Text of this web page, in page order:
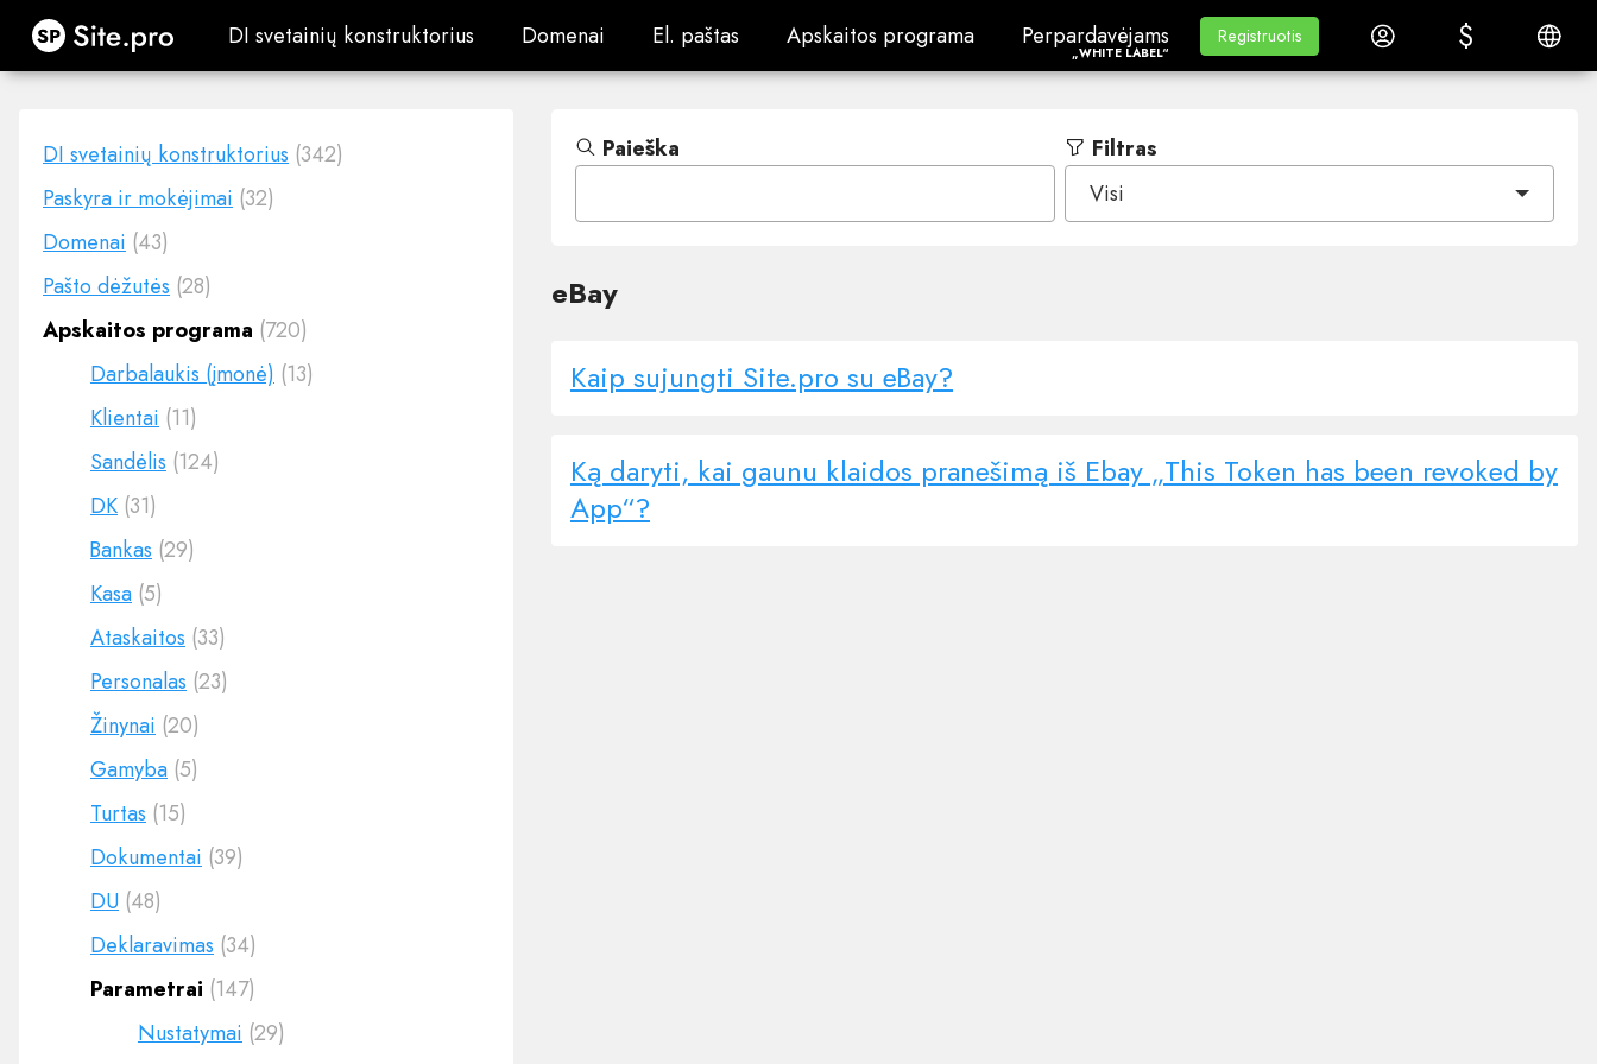
Site.pro DI svetainių konstruktorius
DI svetainių konstruktorius Domenai
Domenai El. paštas
El. paštas Apskaitos programa
Apskaitos programa Perpardavėjams„White Label“
Perpardavėjams
„WHITE LABEL“
Mokymasis
Mokymasis
Registruotis
Registruotis Prisijungti $
$ Lietuvių
DI svetainių konstruktorius (342)
Paskyra ir mokėjimai (32)
Domenai (43)
Pašto dėžutės (28)
Apskaitos programa (720)
Darbalaukis (įmonė) (13)
Klientai (11)
Sandėlis (124)
DK (31)
Bankas (29)
Kasa (5)
Ataskaitos (33)
Personalas (23)
Žinynai (20)
Gamyba (5)
Turtas (15)
Dokumentai (39)
DU (48)
Deklaravimas (34)
Parametrai (147)
Nustatymai (29)
Paieška
Filtras
Visi
eBay
Kaip sujungti Site.pro su eBay?
Ką daryti, kai gaunu klaidos pranešimą iš Ebay „This Token has been revoked by
App“?